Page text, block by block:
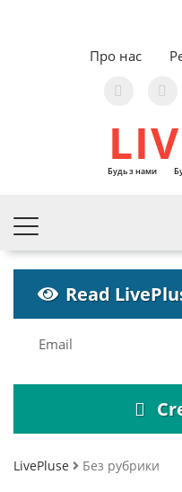
Про нас
Будь з нами
Read
LivePluse Без рубрики